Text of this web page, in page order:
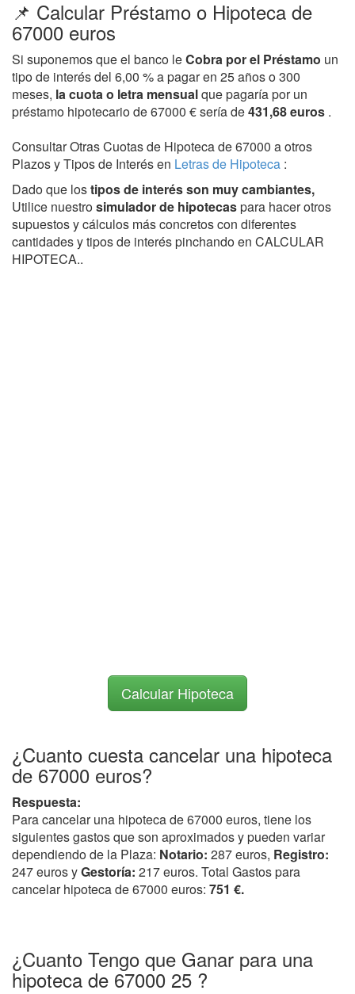
📌 Calcular Préstamo o Hipoteca de
67000 euros
Si suponemos que el banco leCobra por el Préstamo un
tipo de interés del 6,00 % a pagar en 25 años o 300
meses, la cuota o letra mensualque pagaría por un
préstamo hipotecario de 67000 € sería de431,68 euros .
Consultar Otras Cuotas de Hipoteca de 67000 a otros
Plazos y Tipos de Interés en Letras de Hipoteca :
Dado que lostipos de interés son muy cambiantes,
Utilice nuestrosimulador de hipotecaspara hacer otros
supuestos y cálculos más concretos con diferentes
cantidades y tipos de interés pinchando en CALCULAR
HIPOTECA..
Calcular Hipoteca
¿Cuanto cuesta cancelar una hipoteca
de 67000 euros?
Respuesta:
Para cancelar una hipoteca de 67000 euros, tiene los
siguientes gastos que son aproximados y pueden variar
dependiendo de la Plaza: Notario: 287 euros, Registro:
247 euros yGestoría: 217 euros. Total Gastos para
cancelar hipoteca de 67000 euros: 751 €.
¿Cuanto Tengo que Ganar para una
hipoteca de 67000 25 ?